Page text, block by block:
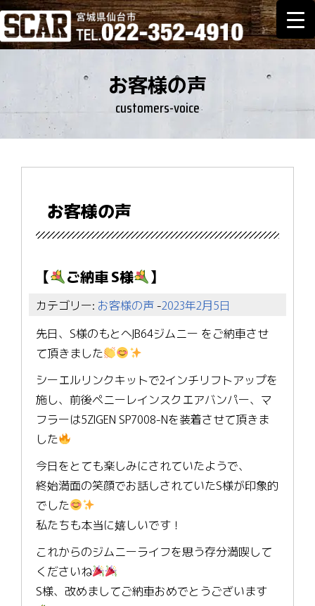
お客様の声
customers-voice
お客様の声
【 ご納車 S様 】
カテゴリー: お客様の声-2023年2月5日
先日、S様のもとへJB64ジムニー をご納車させ
て頂きました
シーエルリンクキットで2インチリフトアップを
施し、前後ペニーレインスクエアバンパー、マ
フラーは5ZIGEN SP7008-Nを装着させて頂きま
した
今日をとても楽しみにされていたようで、
終始満面の笑顔でお話しされていたS様が印象的
でした
私たちも本当に嬉しいです！
これからのジムニーライフを思う存分満喫して
くださいね
S様、改めましてご納車おめでとうございます